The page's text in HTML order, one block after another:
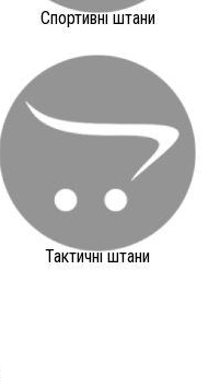
Спортивні штани
Тактичні штани